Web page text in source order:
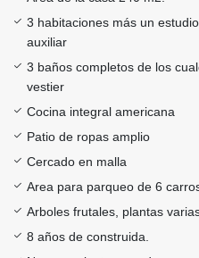
3 habitaciones más un
auxiliar
3 baños completos de los
vestier
Cocina integral americana
Patio de ropas amplio
Cercado en malla
Area para parqueo de 6
Arboles frutales, plantas
8 años de construida.